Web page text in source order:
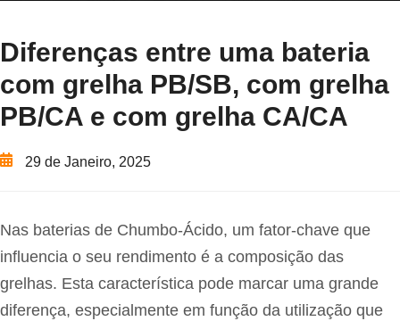
Diferenças entre uma bateria
com grelha PB/SB, com grelha
PB/CA e com grelha CA/CA
29 de Janeiro, 2025
Nas baterias de Chumbo-Ácido, um fator-chave que
influencia o seu rendimento é a composição das
grelhas. Esta característica pode marcar uma grande
diferença, especialmente em função da utilização que